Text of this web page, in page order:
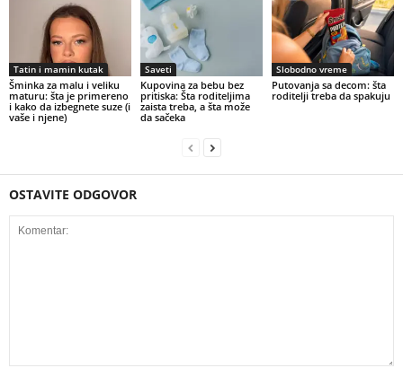
Tatin i mamin kutak
Šminka za malu i veliku
maturu: šta je primereno
i kako da izbegnete suze (i
vaše i njene)
Saveti
Kupovina za bebu bez
pritiska: Šta roditeljima
zaista treba, a šta može
da sačeka
Slobodno vreme
Putovanja sa decom: šta
roditelji treba da spakuju
OSTAVITE ODGOVOR